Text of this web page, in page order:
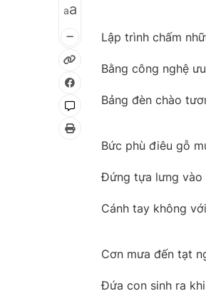
aa
Lập trình chấm
Bằng công nghệ
Bảng đèn chào
Bức phù điêu gỗ
Đứng tựa lưng vào
Cánh tay không
Cơn mưa đến tạt
Đứa con sinh ra